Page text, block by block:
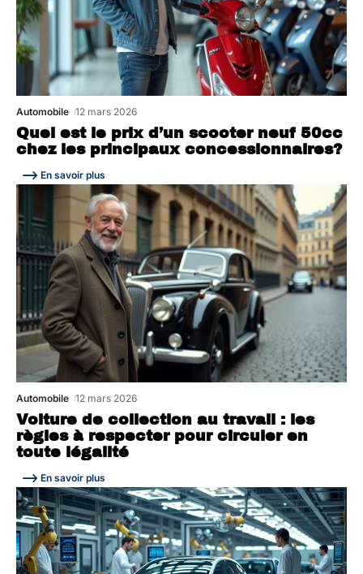
Quel est le prix d’un scooter neuf 50cc
chez les principaux concessionnaires?
Automobile 12 mars 2026
En savoir plus
Voiture de collection au travail : les
règles à respecter pour circuler en
toute légalité
Automobile 12 mars 2026
En savoir plus